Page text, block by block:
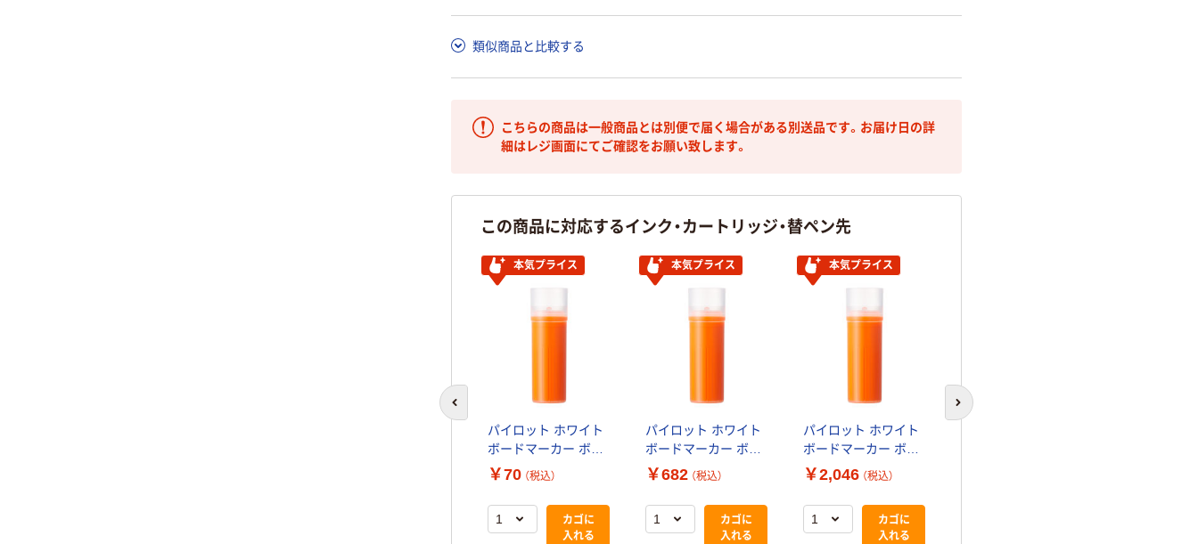
類似商品と比較する
こちらの商品は一般商品とは別便で届く場合がある別送品です。お届け日の詳
細はレジ画面にてご確認をお願い致します。
この商品に対応するインク・カートリッジ・替ペン先
本気プライス
パイロット ホワイト
ボードマーカー ボー
ドマスター カートリ
WMRF8-O 1本
￥70 （税込）
カゴに
入れる
本気プライス
パイロット ホワイト
ボードマーカー ボー
ドマスター カートリ
WMRF8-O 1箱（10本
入）
￥682 （税込）
カゴに
入れる
本気プライス
パイロット ホワイト
ボードマーカー ボー
ドマスター カートリ
ッジ オレンジ P-
WMRF8-O 1セット
（30本：10本入×3）
￥2,046 （税込）
カゴに
入れる
パイロット ボードマ
スター替芯 太字 丸芯
次のスライドへ